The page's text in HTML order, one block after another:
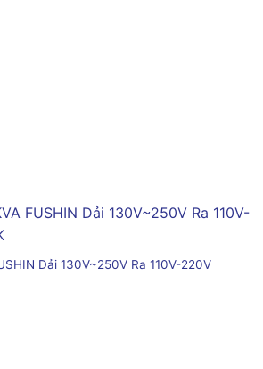
Dải 130V~250V Ra 110V-220V